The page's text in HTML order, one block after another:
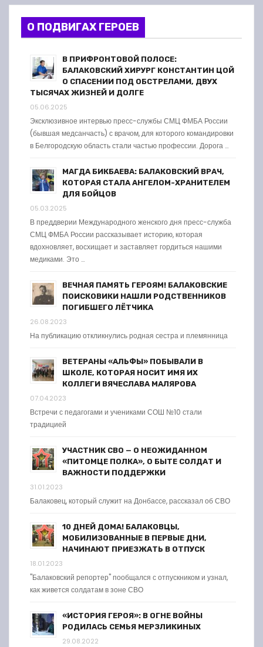
О ПОДВИГАХ ГЕРОЕВ
В ПРИФРОНТОВОЙ ПОЛОСЕ:
БАЛАКОВСКИЙ ХИРУРГ КОНСТАНТИН ЦОЙ
О СПАСЕНИИ ПОД ОБСТРЕЛАМИ, ДВУХ
ТЫСЯЧАХ ЖИЗНЕЙ И ДОЛГЕ
05.06.2025
Эксклюзивное интервью пресс-службы СМЦ ФМБА России
(бывшая медсанчасть) с врачом, для которого командировки
в Белгородскую область стали частью профессии. Дорога …
МАГДА БИКБАЕВА: БАЛАКОВСКИЙ ВРАЧ,
КОТОРАЯ СТАЛА АНГЕЛОМ-ХРАНИТЕЛЕМ
ДЛЯ БОЙЦОВ
05.03.2025
В преддверии Международного женского дня пресс-служба
СМЦ ФМБА России рассказывает историю, которая
вдохновляет, восхищает и заставляет гордиться нашими
медиками. Это …
ВЕЧНАЯ ПАМЯТЬ ГЕРОЯМ! БАЛАКОВСКИЕ
ПОИСКОВИКИ НАШЛИ РОДСТВЕННИКОВ
ПОГИБШЕГО ЛЁТЧИКА
26.08.2023
На публикацию откликнулись родная сестра и племянница
ВЕТЕРАНЫ «АЛЬФЫ» ПОБЫВАЛИ В
ШКОЛЕ, КОТОРАЯ НОСИТ ИМЯ ИХ
КОЛЛЕГИ ВЯЧЕСЛАВА МАЛЯРОВА
07.04.2023
Встречи с педагогами и учениками СОШ №10 стали
традицией
УЧАСТНИК СВО — О НЕОЖИДАННОМ
«ПИТОМЦЕ ПОЛКА», О БЫТЕ СОЛДАТ И
ВАЖНОСТИ ПОДДЕРЖКИ
31.01.2023
Балаковец, который служит на Донбассе, рассказал об СВО
10 ДНЕЙ ДОМА! БАЛАКОВЦЫ,
МОБИЛИЗОВАННЫЕ В ПЕРВЫЕ ДНИ,
НАЧИНАЮТ ПРИЕЗЖАТЬ В ОТПУСК
18.01.2023
"Балаковский репортер" пообщался с отпускником и узнал,
как живется солдатам в зоне СВО
«ИСТОРИЯ ГЕРОЯ»: В ОГНЕ ВОЙНЫ
РОДИЛАСЬ СЕМЬЯ МЕРЗЛИКИНЫХ
29.08.2022